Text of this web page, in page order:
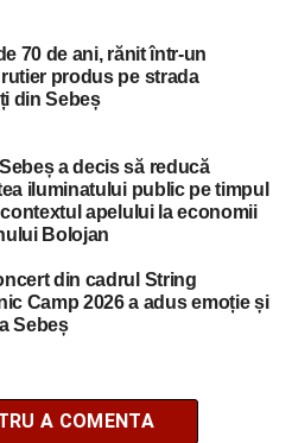
70 de ani, rănit într-un
produs pe strada
din Sebeș
a decis să reducă
iluminatului public pe timpul
apelului la economii
Bolojan
din cadrul String
Camp 2026 a adus emoție și
Sebeș
A COMENTA